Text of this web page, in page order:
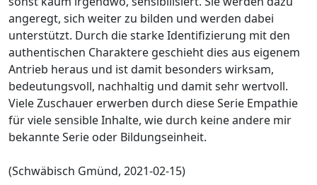
angeregt, sich weiter zu bilden und werden dabei
unterstützt. Durch die starke Identifizierung mit den
authentischen Charaktere geschieht dies aus eigenem
Antrieb heraus und ist damit besonders wirksam,
bedeutungsvoll, nachhaltig und damit sehr wertvoll.
Viele Zuschauer erwerben durch diese Serie Empathie
für viele sensible Inhalte, wie durch keine andere mir
bekannte Serie oder Bildungseinheit.
(Schwäbisch Gmünd, 2021-02-15)